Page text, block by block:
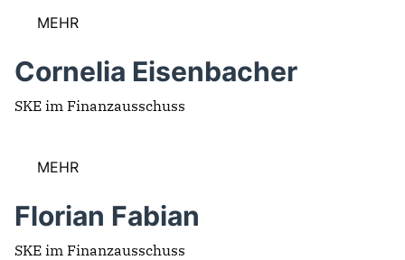
MEHR
Cornelia Eisenbacher
SKE im Finanzausschuss
MEHR
Florian Fabian
SKE im Finanzausschuss